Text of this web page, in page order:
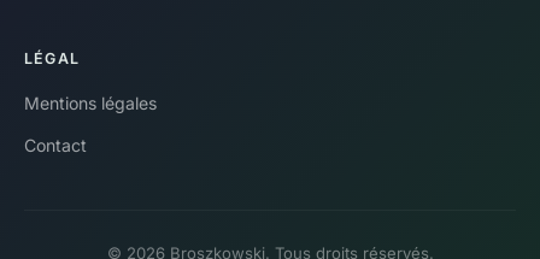
LÉGAL
Mentions légales
Contact
© 2026 Broszkowski. Tous droits réservés.